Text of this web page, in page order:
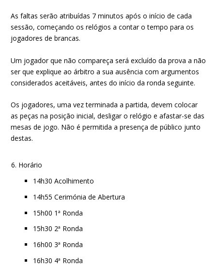
As faltas serão atribuídas 7 minutos após o início de cada
sessão, começando os relógios a contar o tempo para os
jogadores de brancas.
Um jogador que não compareça será excluído da prova a não
ser que explique ao árbitro a sua ausência com argumentos
considerados aceitáveis, antes do início da ronda seguinte.
Os jogadores, uma vez terminada a partida, devem colocar
as peças na posição inicial, desligar o relógio e afastar-se das
mesas de jogo. Não é permitida a presença de público junto
destas.
Horário
14h30 Acolhimento
14h55 Cerimónia de Abertura
15h00 1ª Ronda
15h30 2ª Ronda
16h00 3ª Ronda
16h30 4ª Ronda